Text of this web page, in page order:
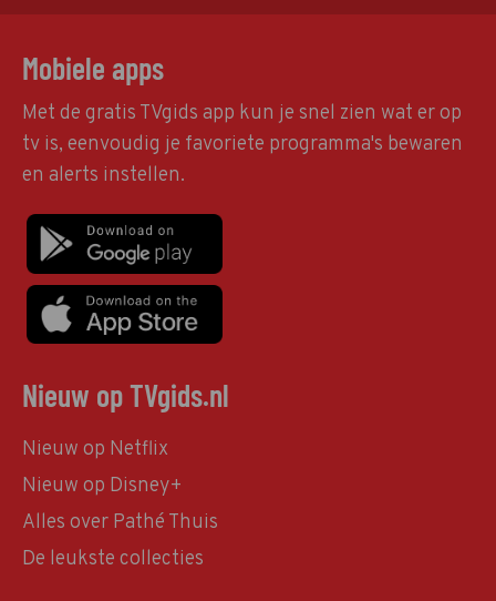
Mobiele apps
Met de gratis TVgids app kun je snel zien wat er op
tv is, eenvoudig je favoriete programma's bewaren
en alerts instellen.
Nieuw op TVgids.nl
Nieuw op Netflix
Nieuw op Disney+
Alles over Pathé Thuis
De leukste collecties